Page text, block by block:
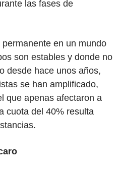
las fases de
en un mundo
son estables y donde no
desde hace unos años,
se han amplificado,
que apenas afectaron a
cuota del 40% resulta